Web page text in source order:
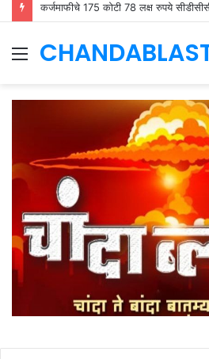
कर्जमाफीचे 175 कोटी 78 लक्ष रुपये
Menu